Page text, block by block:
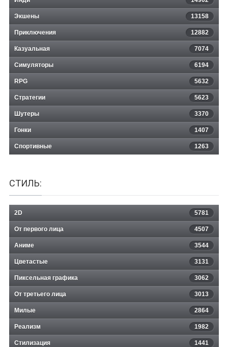
Экшены 13158
Приключения 12882
Казуальная 7074
Симуляторы 6194
RPG 5632
Стратегии 5623
Шутеры 3370
Гонки 1407
Спортивные 1263
СТИЛЬ:
2D 5781
От первого лица 4507
Аниме 3544
Цветастые 3131
Пиксельная графика 3062
От третьего лица 3013
Милые 2864
Реализм 1982
Стилизация 1441